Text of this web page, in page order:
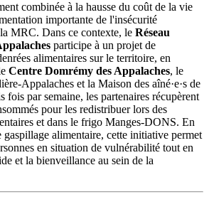
combinée à la hausse du coût de la vie
importante de l'insécurité
MRC. Dans ce contexte, le Réseau
participe à un projet de
alimentaires sur le territoire, en
Centre Domrémy des Appalaches, le
Appalaches et la Maison des aîné·e·s de
fois par semaine, les partenaires récupèrent
pour les redistribuer lors des
et dans le frigo Manges-DONS. En
gaspillage alimentaire, cette initiative permet
en situation de vulnérabilité tout en
et la bienveillance au sein de la